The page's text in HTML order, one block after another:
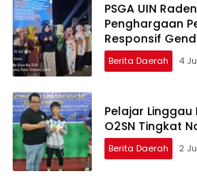
PSGA UIN
Penghargaan
Responsif
Berita Daerah 4
Pelajar Linggau
O2SN Tingkat
Berita Daerah 2